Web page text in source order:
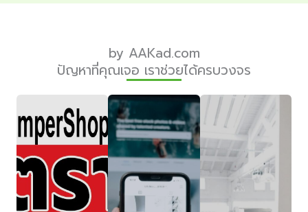
by AAKad.com
ปัญหาที่คุณเจอ เราช่วยได้ครบวงจร